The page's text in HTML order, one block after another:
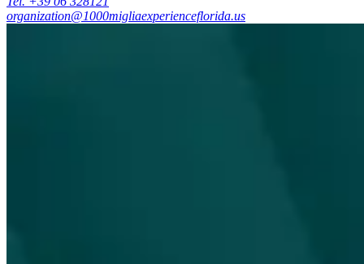
organization@1000migliaexperienceflorida.us